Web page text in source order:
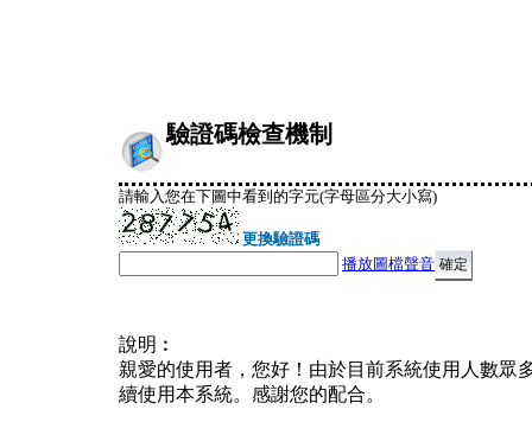
驗證碼檢查機制
請輸入您在下圖中看到的字元(字母區分大小寫)
更換驗證碼
播放圖檔聲音
說明︰
親愛的使用者，您好！由於目前系統使用人數眾
續使用本系統。感謝您的配合。